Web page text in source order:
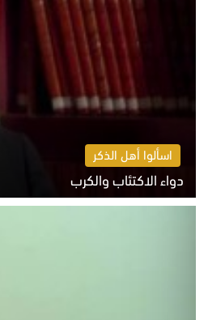
اسألوا أهل الذكر
دواء الاكتئاب والكرب
السبت 8 أغسطس 2026 10:54 ص